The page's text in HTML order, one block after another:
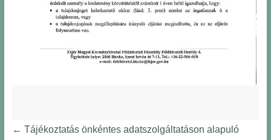
← Tájékoztatás önkéntes adatszolgáltatáson alapuló